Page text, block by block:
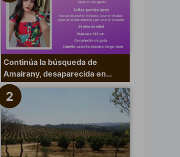
Continúa la búsqueda de
Amairany, desaparecida en…